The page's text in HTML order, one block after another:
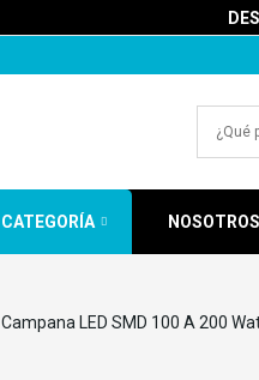
NOSOTROS
Campana LED SMD 100 A 200